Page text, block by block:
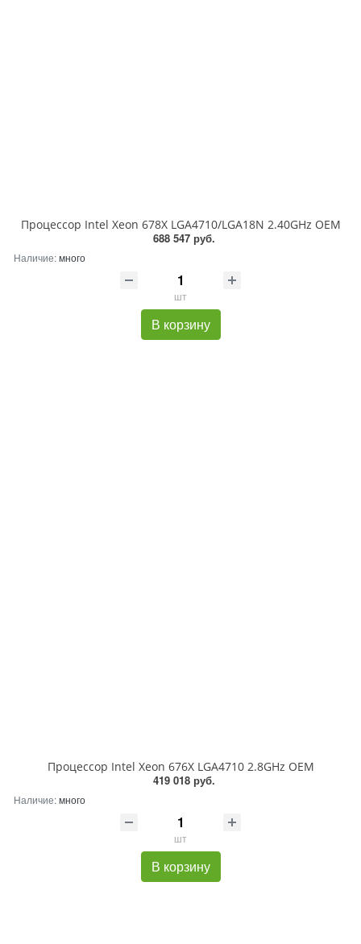
Процессор Intel Xeon 678X LGA4710/LGA18N 2.40GHz OEM
688 547 руб.
Наличие:много
шт
В корзину
Процессор Intel Xeon 676X LGA4710 2.8GHz OEM
419 018 руб.
Наличие:много
шт
В корзину